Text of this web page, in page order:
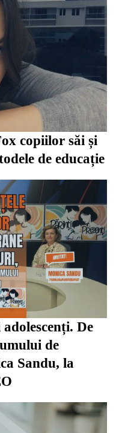
copiilor săi și
de educație
De
de
Sandu, la